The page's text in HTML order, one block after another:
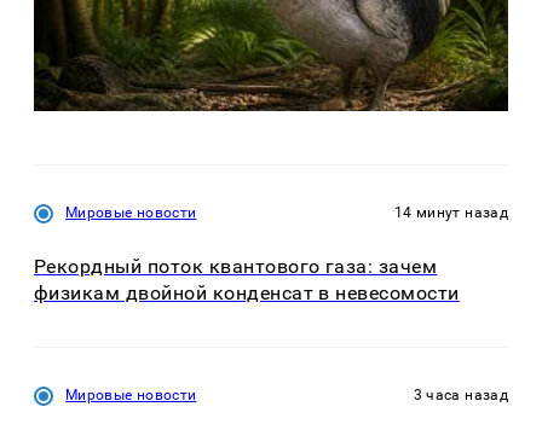
Мировые новости 14 минут назад
Рекордный поток квантового газа: зачем
физикам двойной конденсат в невесомости
Мировые новости 3 часа назад